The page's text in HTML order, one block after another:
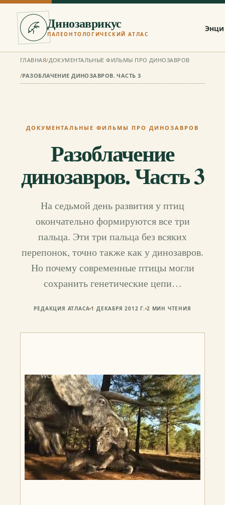
Динозаврикус
ПАЛЕОНТОЛОГИЧЕСКИЙ АТЛАС
ГЛАВНАЯ/ДОКУМЕНТАЛЬНЫЕ ФИЛЬМЫ ПРО ДИНОЗАВРОВ
/РАЗОБЛАЧЕНИЕ ДИНОЗАВРОВ. ЧАСТЬ 3
ДОКУМЕНТАЛЬНЫЕ ФИЛЬМЫ ПРО ДИНОЗАВРОВ
Разоблачение
динозавров. Часть 3
На седьмой день развития у птиц
окончательно формируются все три
пальца. Эти три пальца без всяких
перепонок, точно также как у динозавров.
Но почему современные птицы могли
сохранить генетические цепи…
РЕДАКЦИЯ АТЛАСА 1 ДЕКАБРЯ 2012 Г. 2 МИН ЧТЕНИЯ